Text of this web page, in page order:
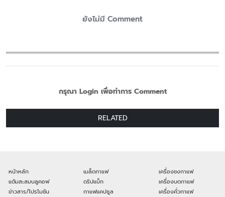
ยังไม่มี Comment
กรุณา Login เพื่อทำการ Comment
RELATED
หน้าหลัก
แต้มสะสมบลูคอฟ
ข่าวสาร/โปรโมชัน
เมล็ดกาแฟ
ดริปแบ็ก
กาแฟแคปซูล
เครื่องชงกาแฟ
เครื่องบดกาแฟ
เครื่องคั่วกาแฟ